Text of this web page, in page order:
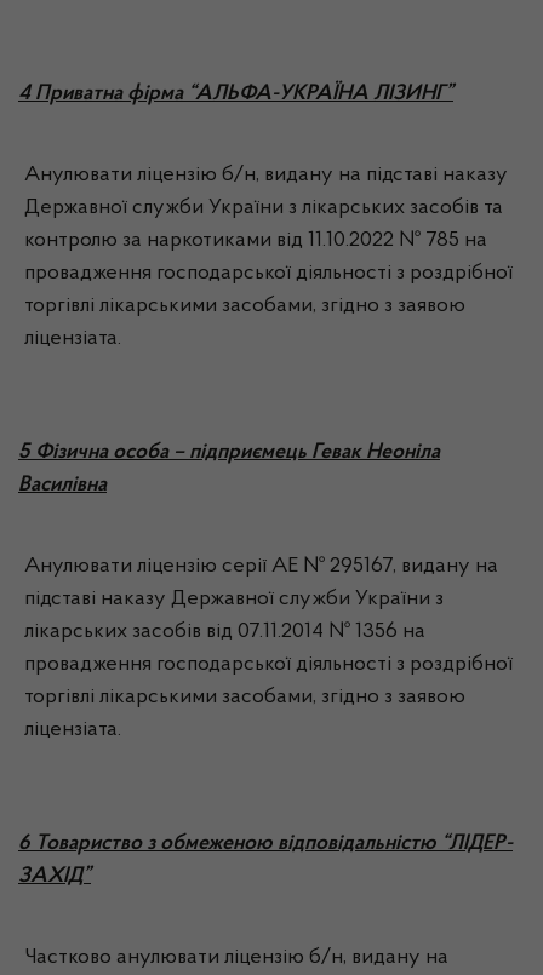
4 Приватна фірма “АЛЬФА-УКРАЇНА ЛІЗИНГ”
Анулювати ліцензію б/н, видану на підставі наказу
Державної служби України з лікарських засобів та
контролю за наркотиками від 11.10.2022 № 785 на
провадження господарської діяльності з роздрібної
торгівлі лікарськими засобами, згідно з заявою
ліцензіата.
5 Фізична особа – підприємець Гевак Неоніла
Василівна
Анулювати ліцензію серії АЕ № 295167, видану на
підставі наказу Державної служби України з
лікарських засобів від 07.11.2014 № 1356 на
провадження господарської діяльності з роздрібної
торгівлі лікарськими засобами, згідно з заявою
ліцензіата.
6 Товариство з обмеженою відповідальністю “ЛІДЕР-
ЗАХІД”
Частково анулювати ліцензію б/н, видану на